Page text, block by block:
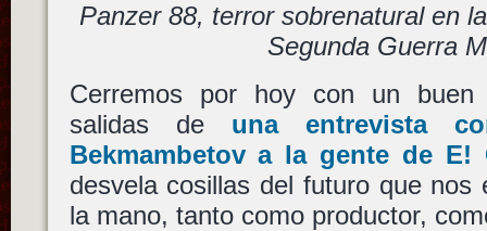
Panzer 88, terror sobrenatural en
Segunda Guerra
Cerremos por hoy con un buen
salidas de una entrevista
Bekmambetov a la gente de E!
desvela cosillas del futuro que nos
la mano, tanto como productor,